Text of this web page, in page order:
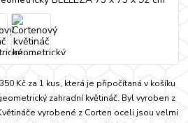
Kč za 1 kus, která je připočítaná v košíku
zahradní květináč. Byl vyroben z
vyrobené z Corten oceli jsou velmi